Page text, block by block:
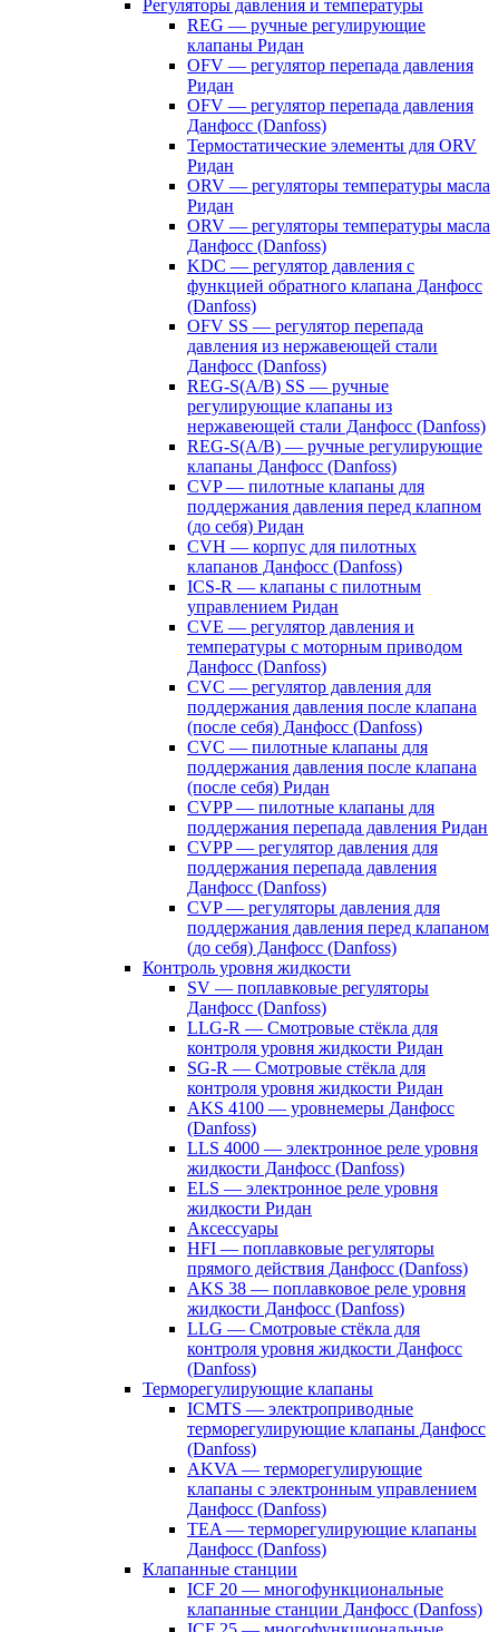
Регуляторы давления и температуры
REG — ручные регулирующие
клапаны Ридан
OFV — регулятор перепада давления
Ридан
OFV — регулятор перепада давления
Данфосс (Danfoss)
Термостатические элементы для ORV
Ридан
ORV — регуляторы температуры масла
Ридан
ORV — регуляторы температуры масла
Данфосс (Danfoss)
KDC — регулятор давления с
функцией обратного клапана Данфосс
(Danfoss)
OFV SS — регулятор перепада
давления из нержавеющей стали
Данфосс (Danfoss)
REG-S(A/B) SS — ручные
регулирующие клапаны из
нержавеющей стали Данфосс (Danfoss)
REG-S(A/B) — ручные регулирующие
клапаны Данфосс (Danfoss)
CVP — пилотные клапаны для
поддержания давления перед клапном
(до себя) Ридан
CVH — корпус для пилотных
клапанов Данфосс (Danfoss)
ICS-R — клапаны с пилотным
управлением Ридан
CVE — регулятор давления и
температуры с моторным приводом
Данфосс (Danfoss)
CVС — регулятор давления для
поддержания давления после клапана
(после себя) Данфосс (Danfoss)
CVС — пилотные клапаны для
поддержания давления после клапана
(после себя) Ридан
CVPP — пилотные клапаны для
поддержания перепада давления Ридан
CVPP — регулятор давления для
поддержания перепада давления
Данфосс (Danfoss)
CVP — регуляторы давления для
поддержания давления перед клапаном
(до себя) Данфосс (Danfoss)
Контроль уровня жидкости
SV — поплавковые регуляторы
Данфосс (Danfoss)
LLG-R — Смотровые стёкла для
контроля уровня жидкости Ридан
SG-R — Смотровые стёкла для
контроля уровня жидкости Ридан
AKS 4100 — уровнемеры Данфосс
(Danfoss)
LLS 4000 — электронное реле уровня
жидкости Данфосс (Danfoss)
ELS — электронное реле уровня
жидкости Ридан
Аксессуары
HFI — поплавковые регуляторы
прямого действия Данфосс (Danfoss)
AKS 38 — поплавковое реле уровня
жидкости Данфосс (Danfoss)
LLG — Смотровые стёкла для
контроля уровня жидкости Данфосс
(Danfoss)
Терморегулирующие клапаны
ICMTS — электроприводные
терморегулирующие клапаны Данфосс
(Danfoss)
AKVA — терморегулирующие
клапаны с электронным управлением
Данфосс (Danfoss)
TEA — терморегулирующие клапаны
Данфосс (Danfoss)
Клапанные станции
ICF 20 — многофункциональные
клапанные станции Данфосс (Danfoss)